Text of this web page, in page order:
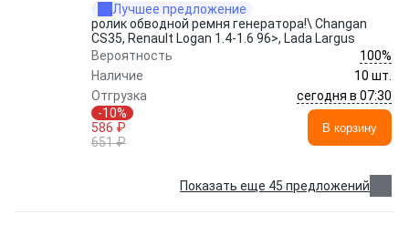
Лучшее предложение
ролик обводной ремня генератора!\ Changan
CS35, Renault Logan 1.4-1.6 96>, Lada Largus
Вероятность
100%
Наличие
10 шт.
Отгрузка
сегодня в 07:30
-10%
586 ₽
651 ₽
В корзину
Показать еще 45 предложений